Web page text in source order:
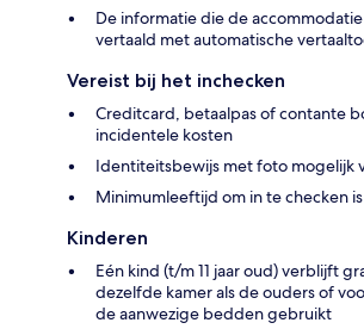
De informatie die de
vertaald met automatische
Vereist bij het inchecken
Creditcard, betaalpas of contante
incidentele kosten
Identiteitsbewijs met foto mogelijk
Minimumleeftijd om in te checken is
Kinderen
Eén kind (t/m 11 jaar oud) verblijft
dezelfde kamer als de ouders of
de aanwezige bedden gebruikt